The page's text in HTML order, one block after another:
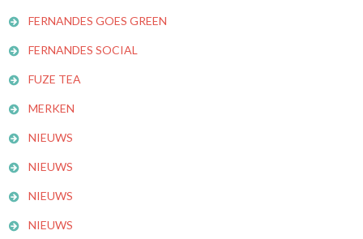
FERNANDES GOES GREEN
FERNANDES SOCIAL
FUZE TEA
MERKEN
NIEUWS
NIEUWS
NIEUWS
NIEUWS